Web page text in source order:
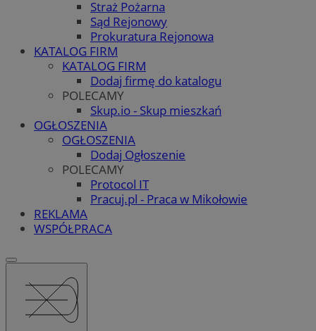
Straż Pożarna
Sąd Rejonowy
Prokuratura Rejonowa
KATALOG FIRM
KATALOG FIRM
Dodaj firmę do katalogu
POLECAMY
Skup.io - Skup mieszkań
OGŁOSZENIA
OGŁOSZENIA
Dodaj Ogłoszenie
POLECAMY
Protocol IT
Pracuj.pl - Praca w Mikołowie
REKLAMA
WSPÓŁPRACA